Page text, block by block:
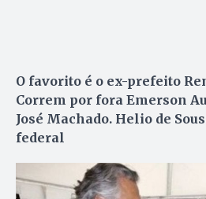
O favorito é o ex-prefeito
Correm por fora Emerson
José Machado. Helio de
federal